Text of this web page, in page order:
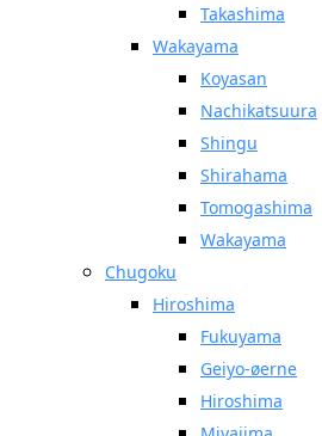
Takashima
Wakayama
Koyasan
Nachikatsuura
Shingu
Shirahama
Tomogashima
Wakayama
Chugoku
Hiroshima
Fukuyama
Geiyo-øerne
Hiroshima